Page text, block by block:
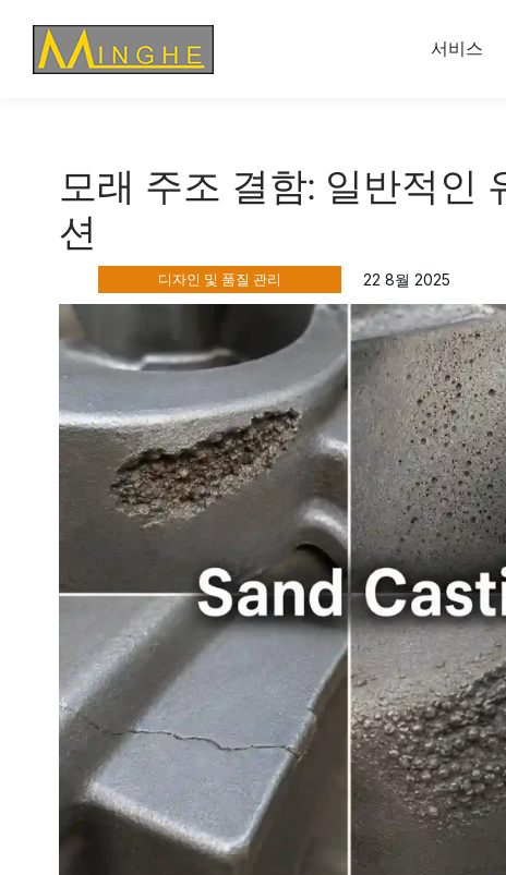
서비스
모래 주조 결함: 일반적인
션
22 8월 2025
디자인 및 품질 관리